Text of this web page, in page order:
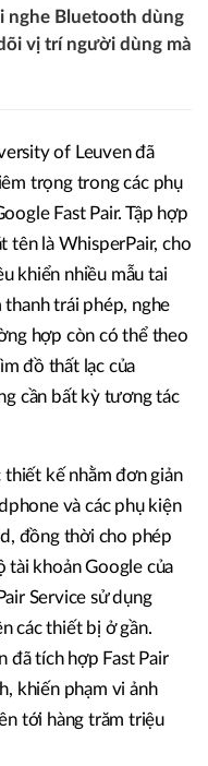
nghe Bluetooth dùng
vị trí người dùng mà
of Leuven đã
trọng trong các phụ
Fast Pair. Tập hợp
tên là WhisperPair, cho
khiển nhiều mẫu tai
trái phép, nghe
hợp còn có thể theo
đồ thất lạc của
cần bất kỳ tương tác
thiết kế nhằm đơn giản
và các phụ kiện
đồng thời cho phép
tài khoản Google của
Service sử dụng
các thiết bị ở gần.
đã tích hợp Fast Pair
khiến phạm vi ảnh
tới hàng trăm triệu